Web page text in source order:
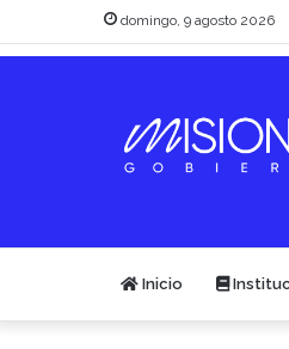
domingo, 9 agosto 2026
Inicio